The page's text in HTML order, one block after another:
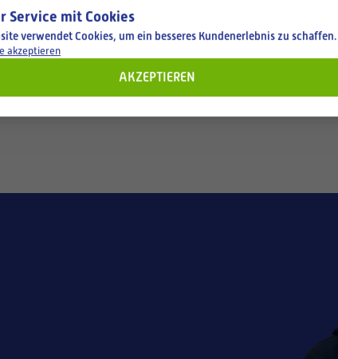
Service mit Cookies
verwendet Cookies, um ein besseres Kundenerlebnis zu schaffen.
akzeptieren
AKZEPTIEREN